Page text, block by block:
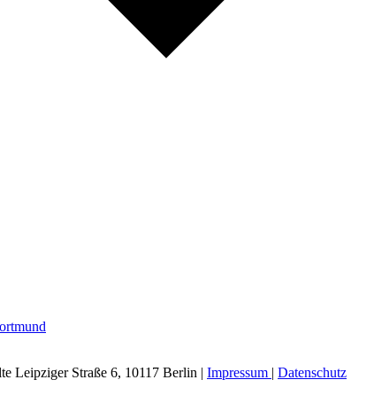
Leipziger Straße 6, 10117 Berlin | Impressum | Datenschutz